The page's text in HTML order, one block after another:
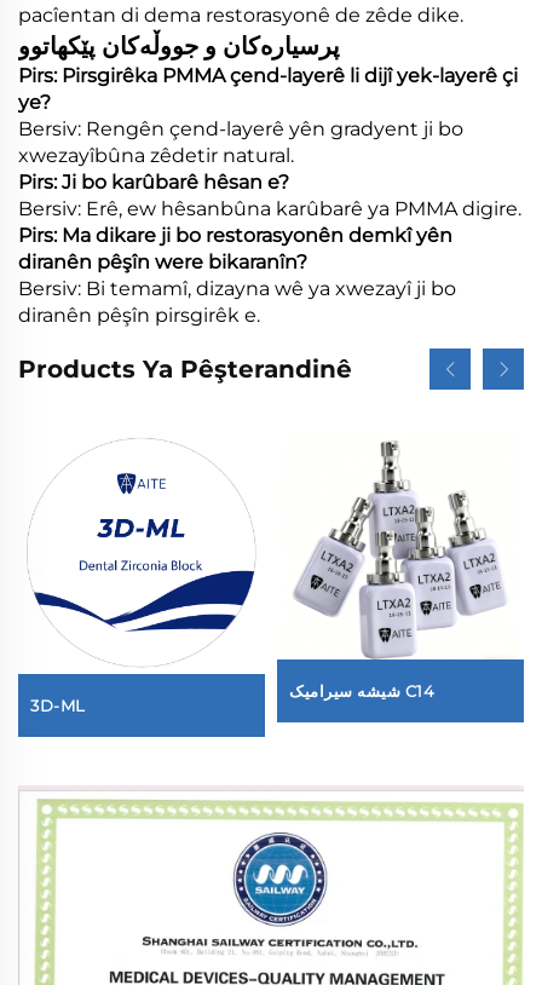
pacîentan di dema restorasyonê de zêde dike.
پرسیارەکان و جووڵەکان پێکهاتوو
Pirs: Pirsgirêka PMMA çend-layerê li dijî yek-layerê çi
ye?
Bersiv: Rengên çend-layerê yên gradyent ji bo
xwezayîbûna zêdetir natural.
Pirs: Ji bo karûbarê hêsan e?
Bersiv: Erê, ew hêsanbûna karûbarê ya PMMA digire.
Pirs: Ma dikare ji bo restorasyonên demkî yên
diranên pêşîn were bikaranîn?
Bersiv: Bi temamî, dizayna wê ya xwezayî ji bo
diranên pêşîn pirsgirêk e.
Products Ya Pêşterandinê
3D-ML
شیشه سیرامیک C14